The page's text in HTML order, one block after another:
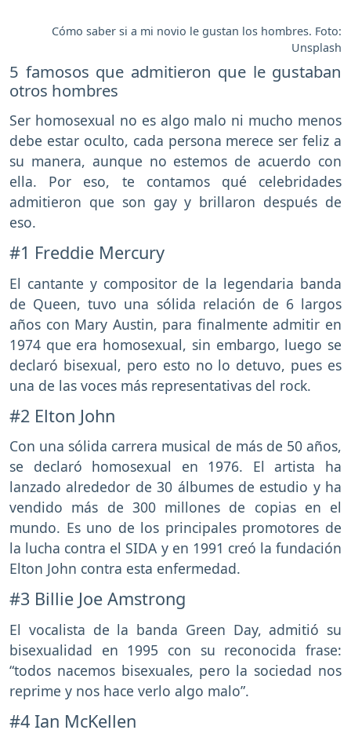
Cómo saber si a mi novio le gustan los hombres. Foto:
Unsplash
5 famosos que admitieron que le gustaban
otros hombres
Ser homosexual no es algo malo ni mucho menos
debe estar oculto, cada persona merece ser feliz a
su manera, aunque no estemos de acuerdo con
ella. Por eso, te contamos qué celebridades
admitieron que son gay y brillaron después de
eso.
#1 Freddie Mercury
El cantante y compositor de la legendaria banda
de Queen, tuvo una sólida relación de 6 largos
años con Mary Austin, para finalmente admitir en
1974 que era homosexual, sin embargo, luego se
declaró bisexual, pero esto no lo detuvo, pues es
una de las voces más representativas del rock.
#2 Elton John
Con una sólida carrera musical de más de 50 años,
se declaró homosexual en 1976. El artista ha
lanzado alrededor de 30 álbumes de estudio y ha
vendido más de 300 millones de copias en el
mundo. Es uno de los principales promotores de
la lucha contra el SIDA y en 1991 creó la fundación
Elton John contra esta enfermedad.
#3 Billie Joe Amstrong
El vocalista de la banda Green Day, admitió su
bisexualidad en 1995 con su reconocida frase:
“todos nacemos bisexuales, pero la sociedad nos
reprime y nos hace verlo algo malo”.
#4 Ian McKellen